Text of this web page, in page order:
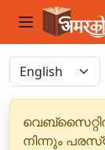
നിന്നും